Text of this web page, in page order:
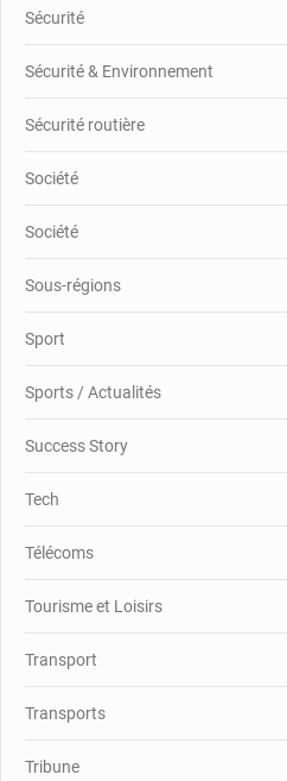
Sécurité
Sécurité & Environnement
Sécurité routière
Société
Société
Sous-régions
Sport
Sports / Actualités
Success Story
Tech
Télécoms
Tourisme et Loisirs
Transport
Transports
Tribune